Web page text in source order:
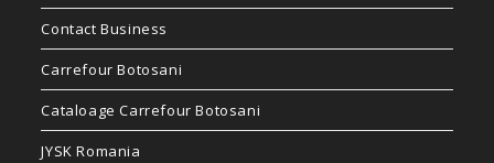
Contact Business
Carrefour Botosani
Cataloage Carrefour Botosani
JYSK Romania